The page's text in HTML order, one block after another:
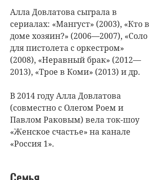
Алла Довлатова сыграла в
сериалах: «Мангуст» (2003), «Кто в
доме хозяин?» (2006—2007), «Соло
для пистолета с оркестром»
(2008), «Неравный брак» (2012—
2013), «Трое в Коми» (2013) и др.
В 2014 году Алла Довлатова
(совместно с Олегом Роем и
Павлом Раковым) вела ток-шоу
«Женское счастье» на канале
«Россия 1».